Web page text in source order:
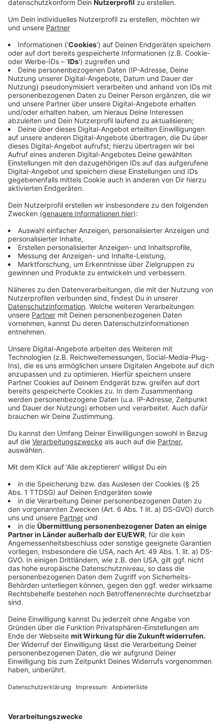
Rezepte und Zubereitungen: "Variationen
vom Kürbis"
Anzeige
Zutaten für ein Kürbischutney
500g Muskatkürbis
4 EL Zucker
50 ml weißen Balsamico
1 Lorbeerblatt
3 Nelken
1 Sternanis
3 EL Chillipaste
Zutaten für Kürbispiccata
500g Muskatkürbis
1 EL Essig
eine Prise Zucker
1 Ei
20g Parmesankäse
5g Mehl
Zutaten für karamellisierte Kürbiskerne
Kürbiskerne
Zucker
Chilipulver
Zutaten für eine Kürbismayonnaise
3 Eigelbe
Limettensaft
Salz
Pfeffer
Viertel Liter Rapsöl
Viertel Liter Kürbiskernöl
So bereitet ihr die Kürbisvariationen vor
Anzeige
Wir benötigen Ihre
Zustimmung, um den YouTube
Video-Service zu laden!
Wir verwenden einen Service eines
Drittanbieters, um Videoinhalte
einzubetten. Dieser Service kann
Daten zu Ihren Aktivitäten
sammeln. Bitte lesen Sie die
Details durch und stimmen Sie der
Nutzung des Service zu, um dieses
Mehr Informationen